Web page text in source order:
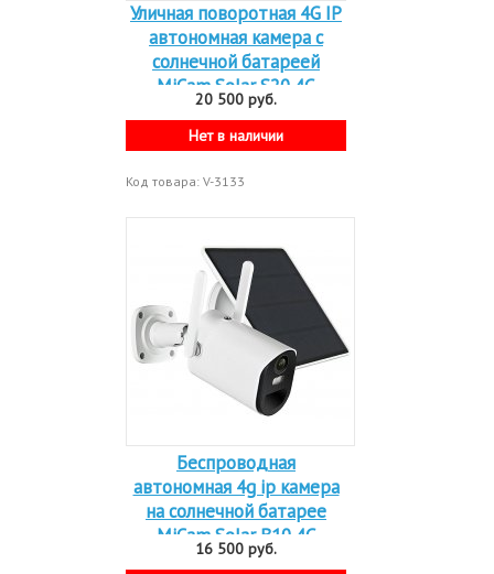
Уличная поворотная 4G IP
автономная камера с
солнечной батареей
MiCam Solar S20 4G
20 500 руб.
Нет в наличии
Код товара: V-3133
Беспроводная
автономная 4g ip камера
на солнечной батарее
MiCam Solar B10 4G
16 500 руб.